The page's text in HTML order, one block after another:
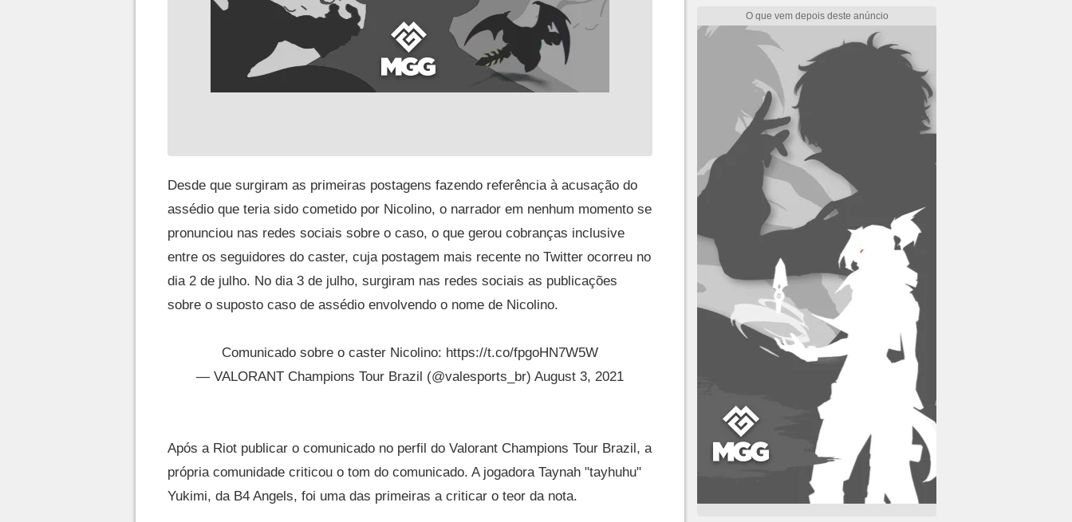
Desde que surgiram as primeiras postagens fazendo referência à acusação do
assédio que teria sido cometido por Nicolino, o narrador em nenhum momento se
pronunciou nas redes sociais sobre o caso, o que gerou cobranças inclusive
entre os seguidores do caster, cuja postagem mais recente no Twitter ocorreu no
dia 2 de julho. No dia 3 de julho, surgiram nas redes sociais as publicações
sobre o suposto caso de assédio envolvendo o nome de Nicolino.
Comunicado sobre o caster Nicolino: https://t.co/fpgoHN7W5W
— VALORANT Champions Tour Brazil (@valesports_br) August 3, 2021
Após a Riot publicar o comunicado no perfil do Valorant Champions Tour Brazil, a
própria comunidade criticou o tom do comunicado. A jogadora Taynah "tayhuhu"
Yukimi, da B4 Angels, foi uma das primeiras a criticar o teor da nota.